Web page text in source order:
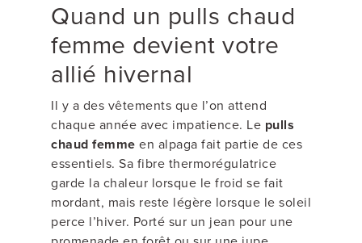
Quand un pulls chaud
femme devient votre
allié hivernal
Il y a des vêtements que l’on attend
chaque année avec impatience. Le pulls
chaud femme en alpaga fait partie de ces
essentiels. Sa fibre thermorégulatrice
garde la chaleur lorsque le froid se fait
mordant, mais reste légère lorsque le soleil
perce l’hiver. Porté sur un jean pour une